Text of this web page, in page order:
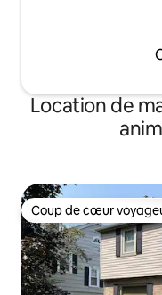
Location de
Coup de cœur
Coup de cœur